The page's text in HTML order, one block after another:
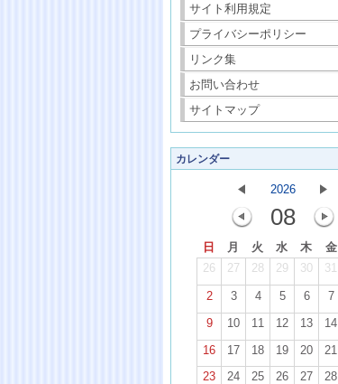
サイト利用規定
プライバシーポリシー
リンク集
お問い合わせ
サイトマップ
カレンダー
2026
08
日 月 火 水 木 金
26
27 28 29 30 31
2 3 4 5 6 7
9
10 11 12 13 14
16
17 18 19 20 21
23
24 25 26 27 28